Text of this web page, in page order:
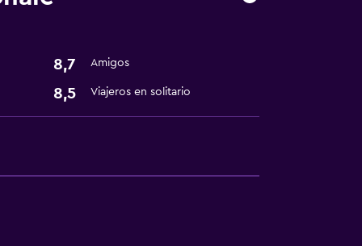
8,7 Amigos
8,5 Viajeros en solitario